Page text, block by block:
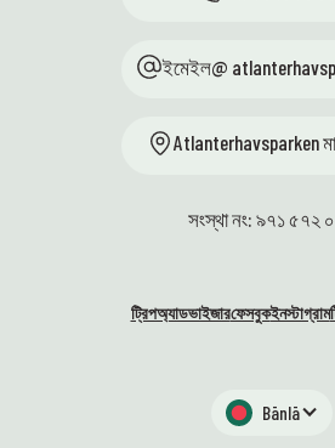
ইমেইল@
Atlanterhavsparken
সংস্থা নং: ৯৭১ ৫৭২
ট্রিপঅ্যাডভাইজারফেসবুকইনস্টাগ্রাম
Bānlā